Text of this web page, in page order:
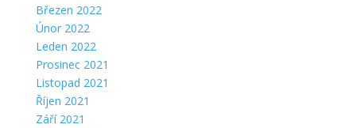
Březen 2022
Únor 2022
Leden 2022
Prosinec 2021
Listopad 2021
Říjen 2021
Září 2021